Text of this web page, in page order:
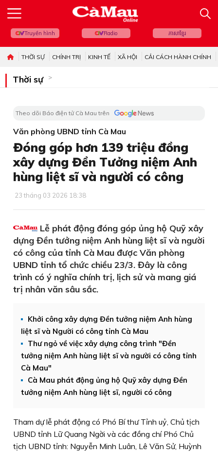
Truyền hình Radio ភាសាខ្មែរ
THỜI SỰ CHÍNH TRỊ KINH TẾ XÃ HỘI CẢI CÁCH HÀNH CHÍNH
Thời sự
Theo dõi Báo điện tử Cà Mau trên
Văn phòng UBND tỉnh Cà Mau
Đóng góp hơn 139 triệu đồng
xây dựng Đền Tưởng niệm Anh
hùng liệt sĩ và người có công
23 tháng 03 2026 18:38
Lễ phát động đóng góp ủng hộ Quỹ xây
dựng Đền tưởng niệm Anh hùng liệt sĩ và người
có công của tỉnh Cà Mau được Văn phòng
UBND tỉnh tổ chức chiều 23/3. Đây là công
trình có ý nghĩa chính trị, lịch sử và mang giá
trị nhân văn sâu sắc.
Khởi công xây dựng Đền tưởng niệm Anh hùng
liệt sĩ và Người có công tỉnh Cà Mau
Thư ngỏ về việc xây dựng công trình "Đền
tưởng niệm Anh hùng liệt sĩ và người có công tỉnh
Cà Mau"
Cà Mau phát động ủng hộ Quỹ xây dựng Đền
tưởng niệm Anh hùng liệt sĩ, người có công
Tham dự lễ phát động có Phó Bí thư Tỉnh uỷ, Chủ tịch
UBND tỉnh Lữ Quang Ngời và các đồng chí Phó Chủ
tịch UBND tỉnh: Nguyễn Minh Luân, Lê Văn Sử, Huỳnh